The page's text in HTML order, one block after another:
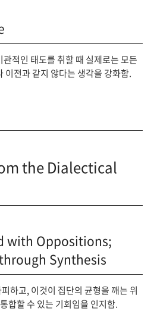
적인 태도를 취할 때 실제로는 모든
이전과 같지 않다는 생각을 강화함.
the Dialectical
with Oppositions;
Synthesis
하고, 이것이 집단의 균형을 깨는 위
합할 수 있는 기회임을 인지함.